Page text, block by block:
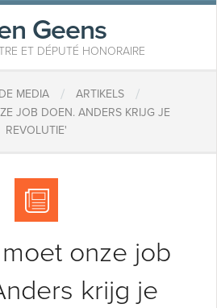
Geens
ET DÉPUTÉ HONORAIRE
MEDIA / ARTIKELS /
JOB DOEN. ANDERS KRIJG JE
REVOLUTIE'
onze job
krijg je